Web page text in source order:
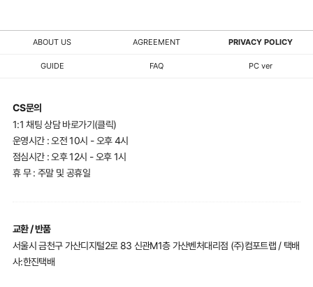
ABOUT US AGREEMENT PRIVACY POLICY
GUIDE FAQ PC ver
CS문의
1:1 채팅 상담 바로가기(클릭)
운영시간 : 오전 10시 - 오후 4시
점심시간 : 오후 12시 - 오후 1시
휴 무 : 주말 및 공휴일
교환 / 반품
서울시 금천구 가산디지털2로 83 신관M1층 가산벤처대리점 (주)컴포트랩 / 택배
사:한진택배